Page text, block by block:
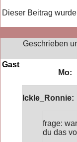
Dieser Beitrag
Geschrieben
Gast
Mo:
Ickle_Ronnie:
frage:
du das